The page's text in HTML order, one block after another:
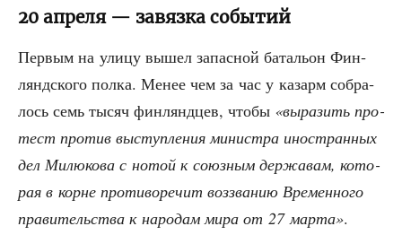
20 апреля — завязка событий
Пер­вым на ули­цу вышел запас­ной бата­льон Фин­
лянд­ско­го пол­ка. Менее чем за час у казарм собра­
лось семь тысяч фин­лянд­цев, что­бы «выра­зить про­
тест про­тив выступ­ле­ния мини­стра ино­стран­ных
дел Милю­ко­ва с нотой к союз­ным дер­жа­вам, кото­
рая в корне про­ти­во­ре­чит воз­зва­нию Вре­мен­но­го
пра­ви­тель­ства к наро­дам мира от 27 мар­та».